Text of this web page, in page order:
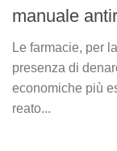
manuale
Le farmacie, per
presenza di
economiche più
reato...